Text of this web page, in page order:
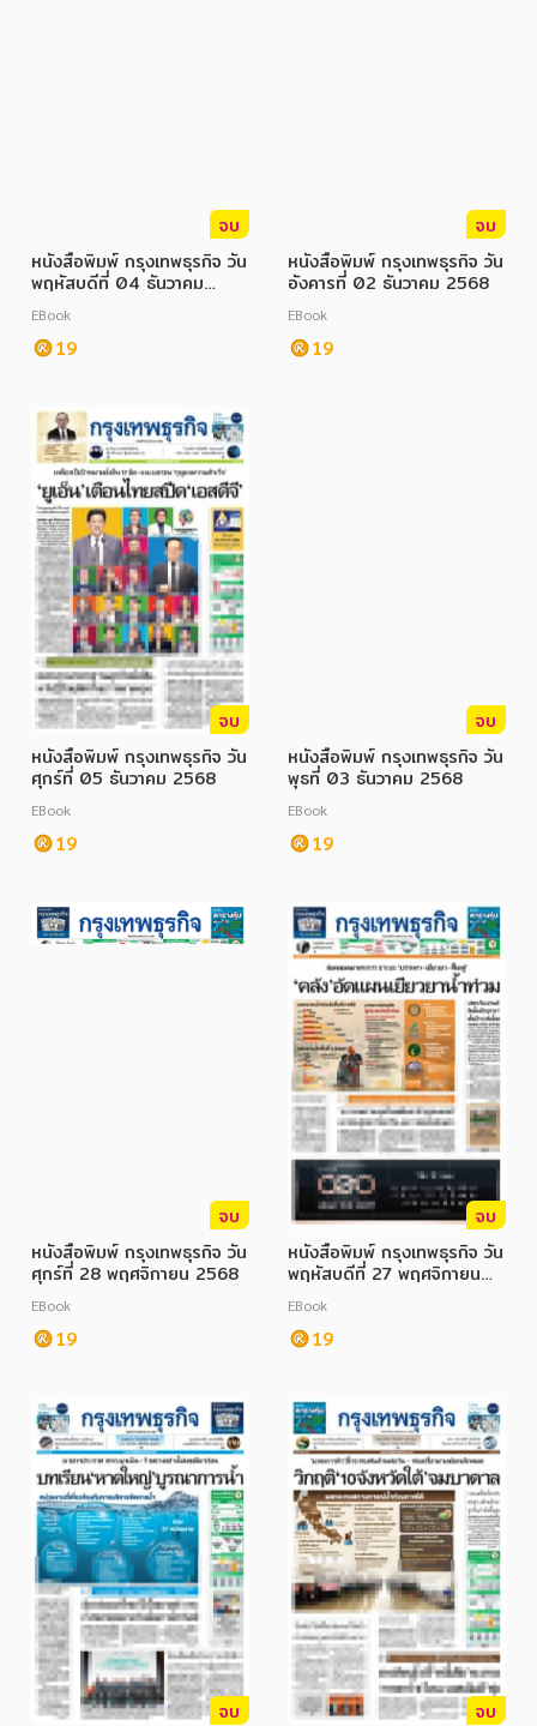
จบ
หนังสือพิมพ์ กรุงเทพธุรกิจ วัน
พฤหัสบดีที่ 04 ธันวาคม
2568
EBook
19
จบ
หนังสือพิมพ์ กรุงเทพธุรกิจ วัน
อังคารที่ 02 ธันวาคม 2568
EBook
19
จบ
หนังสือพิมพ์ กรุงเทพธุรกิจ วัน
ศุกร์ที่ 05 ธันวาคม 2568
EBook
19
จบ
หนังสือพิมพ์ กรุงเทพธุรกิจ วัน
พุธที่ 03 ธันวาคม 2568
EBook
19
จบ
หนังสือพิมพ์ กรุงเทพธุรกิจ วัน
ศุกร์ที่ 28 พฤศจิกายน 2568
EBook
19
จบ
หนังสือพิมพ์ กรุงเทพธุรกิจ วัน
พฤหัสบดีที่ 27 พฤศจิกายน
2568
EBook
19
จบ
จบ